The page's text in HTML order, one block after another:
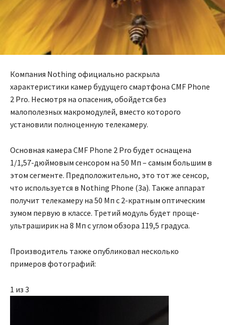
Компания Nothing официально раскрыла
характеристики камер будущего смартфона CMF Phone
2 Pro. Несмотря на опасения, обойдется без
малополезных макромодулей, вместо которого
установили полноценную телекамеру.
Основная камера CMF Phone 2 Pro будет оснащена
1/1,57-дюймовым сенсором на 50 Мп – самым большим в
этом сегменте. Предположительно, это тот же сенсор,
что используется в Nothing Phone (3a). Также аппарат
получит телекамеру на 50 Мп с 2-кратным оптическим
зумом первую в классе. Третий модуль будет проще-
ультраширик на 8 Мп с углом обзора 119,5 градуса.
Производитель также опубликовал несколько
примеров фотографий:
1 из 3